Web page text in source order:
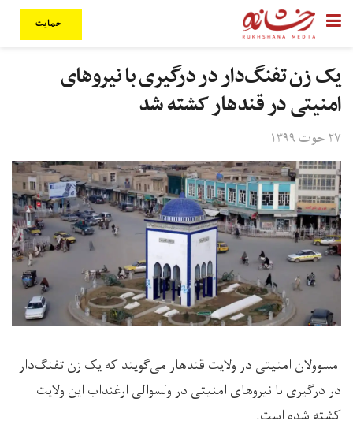
حمایت
یک زن تفنگ‌دار در درگیری با نیروهای
امنیتی در قندهار کشته شد
۲۷ حوت ۱۳۹۹
مسوولان امنیتی در ولایت قندهار می‌گویند که یک زن تفنگ‌دار
در درگیری با نیروهای امنیتی در ولسوالی ارغنداب این ولایت
کشته شده‌ است.